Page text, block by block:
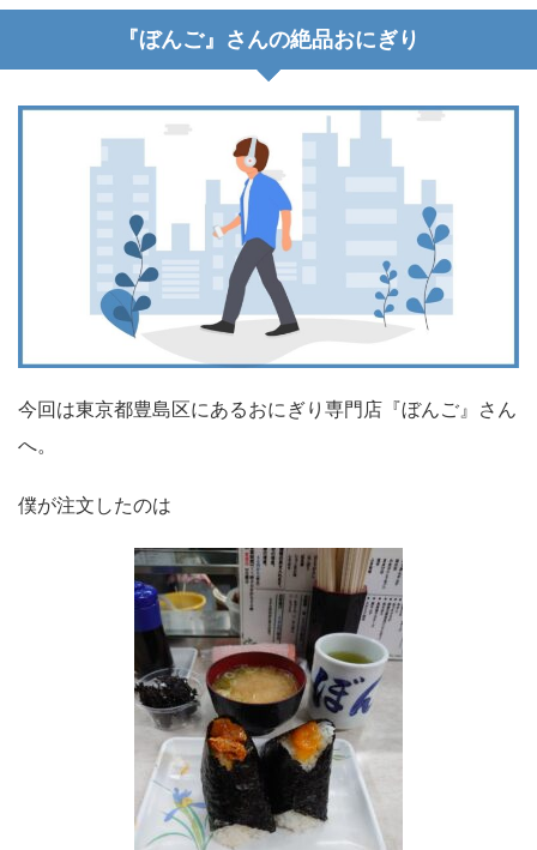
『ぼんご』さんの絶品おにぎり
今回は東京都豊島区にあるおにぎり専門店『ぼんご』さん
へ。
僕が注文したのは